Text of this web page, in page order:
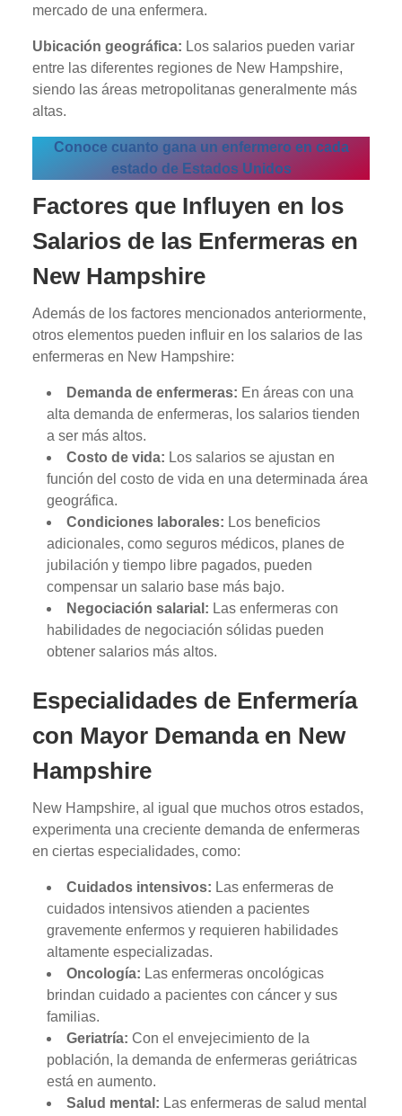
mercado de una enfermera.
Ubicación geográfica: Los salarios pueden variar
entre las diferentes regiones de New Hampshire,
siendo las áreas metropolitanas generalmente más
altas.
Conoce cuanto gana un enfermero en cada
estado de Estados Unidos
Factores que Influyen en los
Salarios de las Enfermeras en
New Hampshire
Además de los factores mencionados anteriormente,
otros elementos pueden influir en los salarios de las
enfermeras en New Hampshire:
Demanda de enfermeras: En áreas con una
alta demanda de enfermeras, los salarios tienden
a ser más altos.
Costo de vida: Los salarios se ajustan en
función del costo de vida en una determinada área
geográfica.
Condiciones laborales: Los beneficios
adicionales, como seguros médicos, planes de
jubilación y tiempo libre pagados, pueden
compensar un salario base más bajo.
Negociación salarial: Las enfermeras con
habilidades de negociación sólidas pueden
obtener salarios más altos.
Especialidades de Enfermería
con Mayor Demanda en New
Hampshire
New Hampshire, al igual que muchos otros estados,
experimenta una creciente demanda de enfermeras
en ciertas especialidades, como:
Cuidados intensivos: Las enfermeras de
cuidados intensivos atienden a pacientes
gravemente enfermos y requieren habilidades
altamente especializadas.
Oncología: Las enfermeras oncológicas
brindan cuidado a pacientes con cáncer y sus
familias.
Geriatría: Con el envejecimiento de la
población, la demanda de enfermeras geriátricas
está en aumento.
Salud mental: Las enfermeras de salud mental